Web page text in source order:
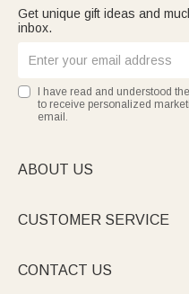
Get unique gift ideas and
inbox.
I have read and understood the
to receive personalized
email.
ABOUT US
CUSTOMER SERVICE
CONTACT US